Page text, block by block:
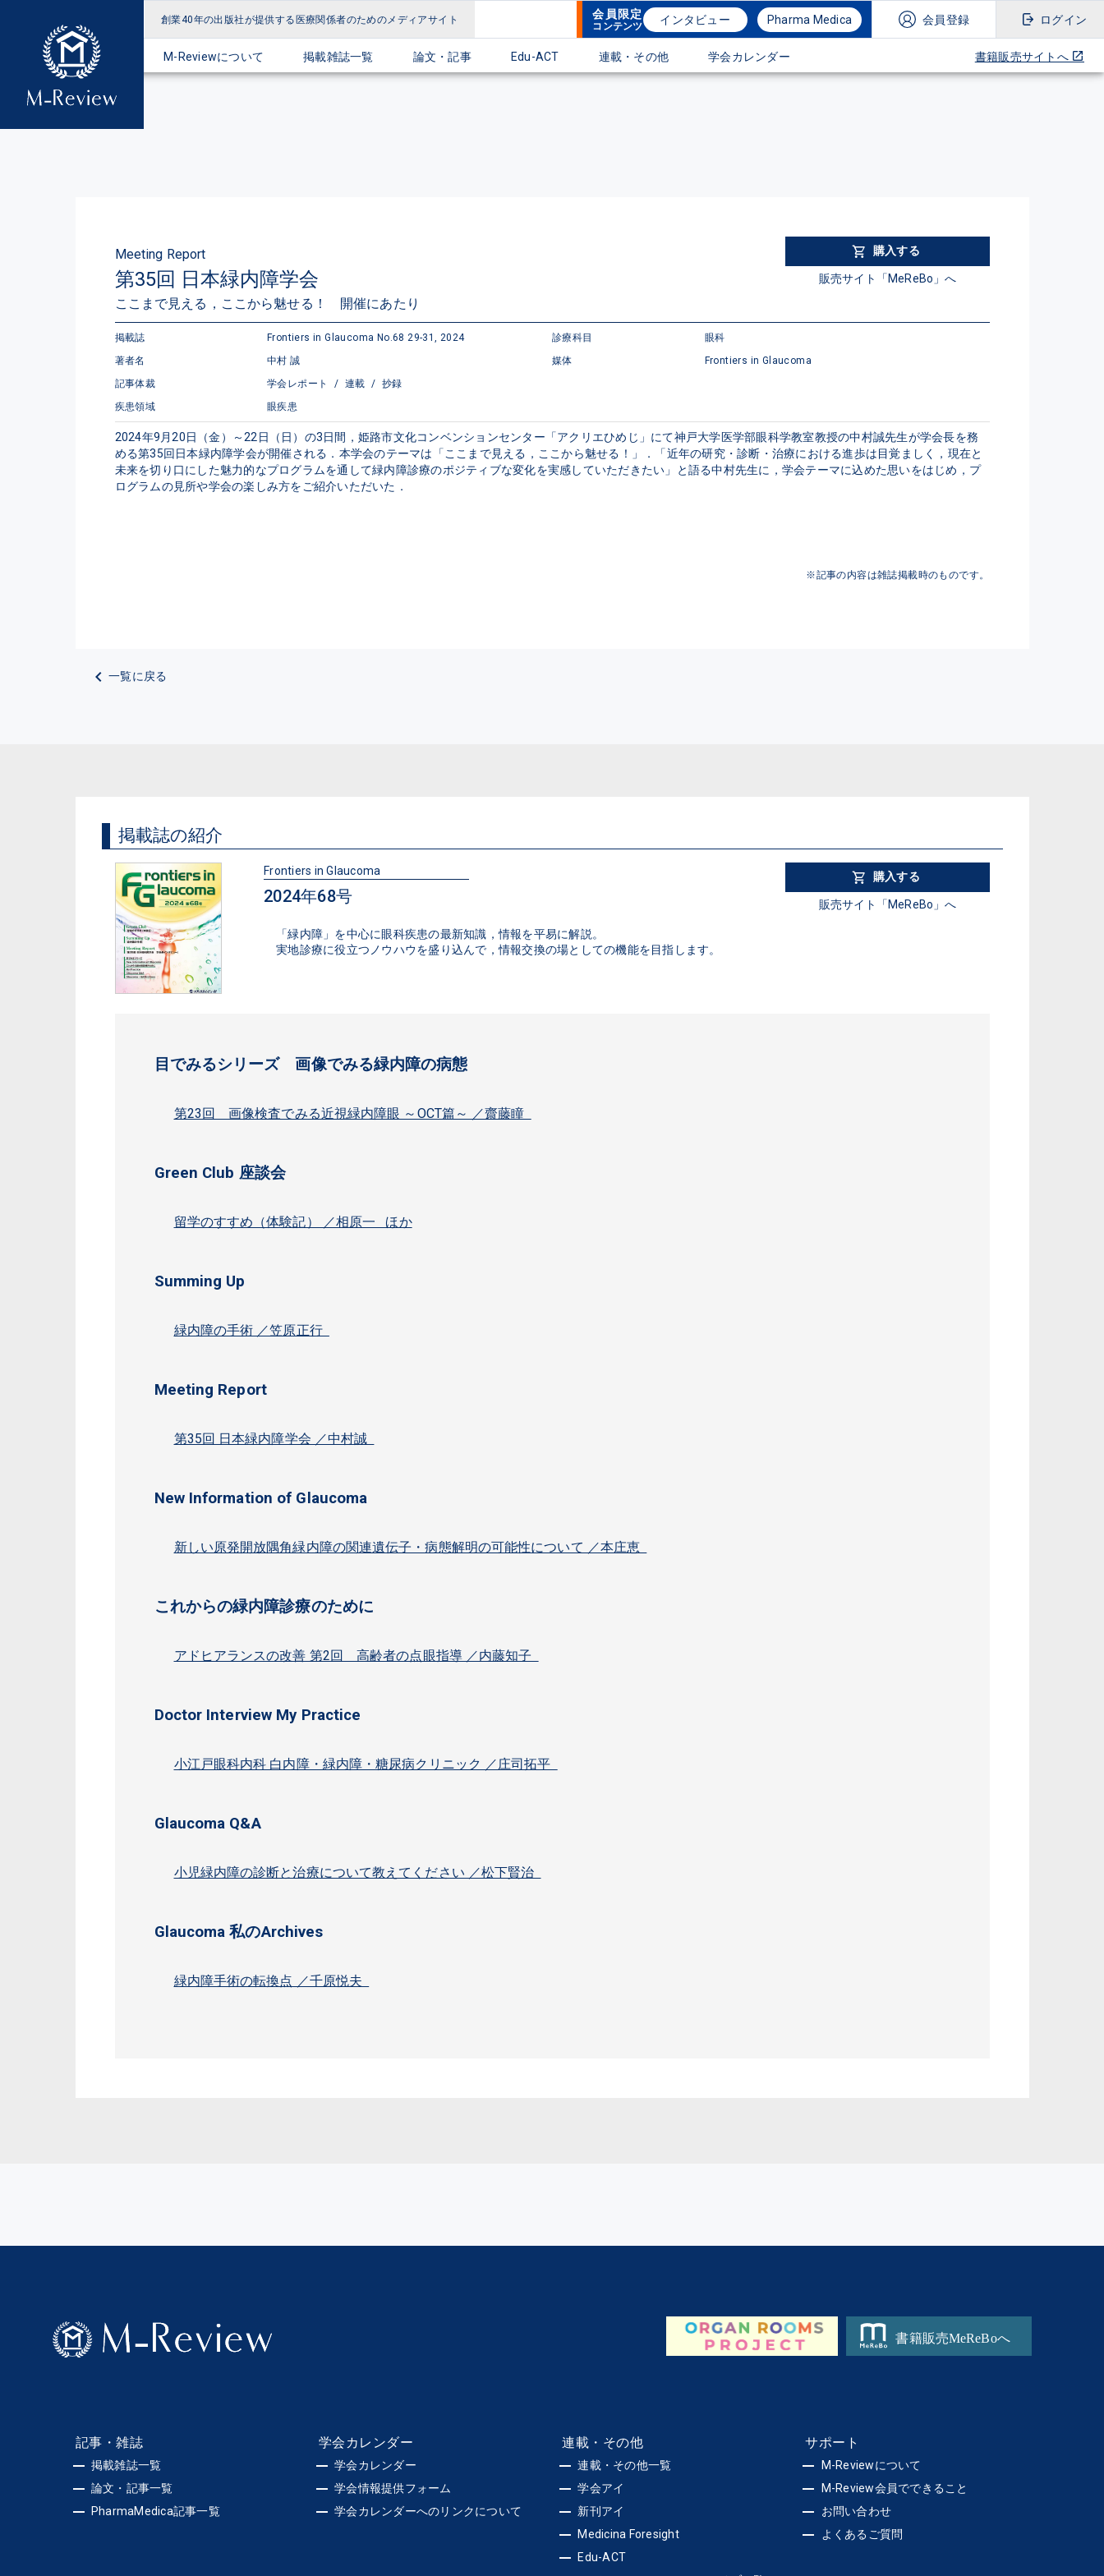
創業40年の出版社が提供する医療関係者のためのメディアサイト 会員限定
コンテンツ インタビュー Pharma Medica 会員登録 ログイン
M-Reviewについて 掲載雑誌一覧 論文・記事 Edu-ACT 連載・その他 学会カレンダー 書籍販売サイトへ
Meeting Report
第35回 日本緑内障学会
ここまで見える，ここから魅せる！ 開催にあたり
購入する
販売サイト「MeReBo」へ
掲載誌
Frontiers in Glaucoma No.68 29-31, 2024
著者名
中村 誠
記事体裁
学会レポート / 連載 / 抄録
疾患領域
眼疾患
診療科目
眼科
媒体
Frontiers in Glaucoma
2024年9月20日（金）～22日（日）の3日間，姫路市文化コンベンションセンター「アクリエひめじ」にて神戸大学医学部眼科学教室教授の中村誠先生が学会長を務
める第35回日本緑内障学会が開催される．本学会のテーマは「ここまで見える，ここから魅せる！」．「近年の研究・診断・治療における進歩は目覚ましく，現在と
未来を切り口にした魅力的なプログラムを通して緑内障診療のポジティブな変化を実感していただきたい」と語る中村先生に，学会テーマに込めた思いをはじめ，プ
ログラムの見所や学会の楽しみ方をご紹介いただいた．
※記事の内容は雑誌掲載時のものです。
一覧に戻る
掲載誌の紹介
Frontiers in Glaucoma
2024年68号
「緑内障」を中心に眼科疾患の最新知識，情報を平易に解説。
実地診療に役立つノウハウを盛り込んで，情報交換の場としての機能を目指します。
購入する
販売サイト「MeReBo」へ
目でみるシリーズ 画像でみる緑内障の病態
第23回 画像検査でみる近視緑内障眼 ～OCT篇～ ／齋藤瞳
Green Club 座談会
留学のすすめ（体験記） ／相原一 ほか
Summing Up
緑内障の手術 ／笠原正行
Meeting Report
第35回 日本緑内障学会 ／中村誠
New Information of Glaucoma
新しい原発開放隅角緑内障の関連遺伝子・病態解明の可能性について ／本庄恵
これからの緑内障診療のために
アドヒアランスの改善 第2回 高齢者の点眼指導 ／内藤知子
Doctor Interview My Practice
小江戸眼科内科 白内障・緑内障・糖尿病クリニック ／庄司拓平
Glaucoma Q&A
小児緑内障の診断と治療について教えてください ／松下賢治
Glaucoma 私のArchives
緑内障手術の転換点 ／千原悦夫
記事・雑誌
掲載雑誌一覧
論文・記事一覧
PharmaMedica記事一覧
学会カレンダー
学会カレンダー
学会情報提供フォーム
学会カレンダーへのリンクについて
連載・その他
連載・その他一覧
学会アイ
新刊アイ
Medicina Foresight
Edu-ACT
サポート
M-Reviewについて
M-Review会員でできること
お問い合わせ
よくあるご質問